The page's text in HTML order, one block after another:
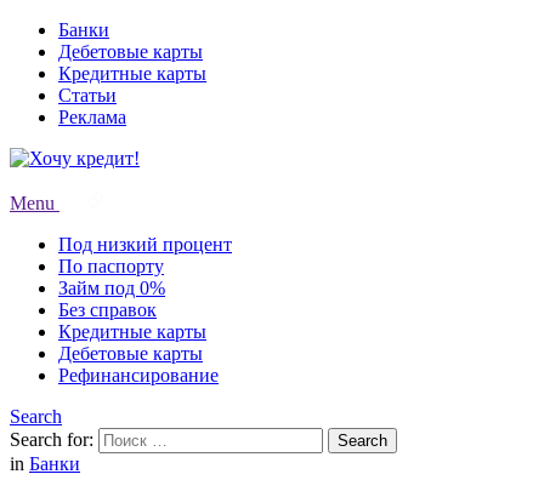
Банки
Дебетовые карты
Кредитные карты
Статьи
Реклама
Menu
Под низкий процент
По паспорту
Займ под 0%
Без справок
Кредитные карты
Дебетовые карты
Рефинансирование
Search
Search for:
Search
in Банки